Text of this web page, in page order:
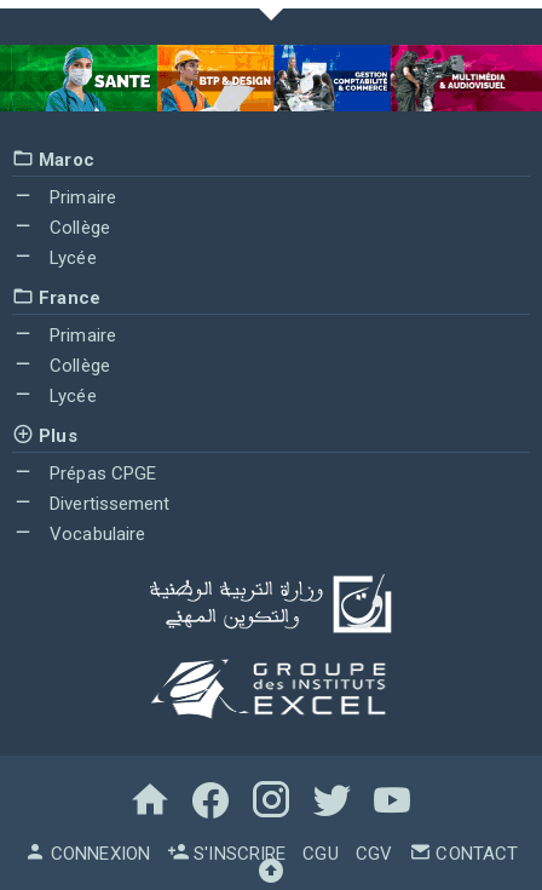
Maroc
Primaire
Collège
Lycée
France
Primaire
Collège
Lycée
Plus
Prépas CPGE
Divertissement
Vocabulaire
CONNEXION S'INSCRIRE CGU CGV CONTACT